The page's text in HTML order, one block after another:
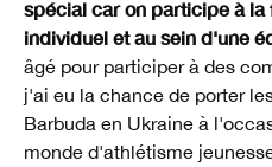
spécial car on participe à la
individuel et au sein d'une
âgé pour participer à des
j'ai eu la chance de porter
Barbuda en Ukraine à
monde d'athlétisme